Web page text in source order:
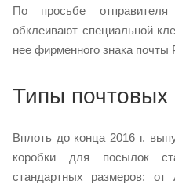
По просьбе
обклеивают специальной
нее фирменного знака почты
Типы почтовых
Вплоть до конца 2016 г.
коробки для посылок
стандартных размеров: